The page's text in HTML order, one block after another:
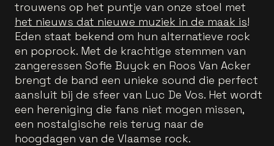
trouwens op het puntje van onze stoel met
het nieuws dat nieuwe muziek in de maak is!
Eden staat bekend om hun alternatieve rock
en poprock. Met de krachtige stemmen van
zangeressen Sofie Buyck en Roos Van Acker
brengt de band een unieke sound die perfect
aansluit bij de sfeer van Luc De Vos. Het wordt
een hereniging die fans niet mogen missen,
een nostalgische reis terug naar de
hoogdagen van de Vlaamse rock.